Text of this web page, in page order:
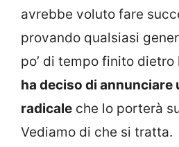
avrebbe voluto fare
provando qualsiasi
po’ di tempo finito dietro
ha deciso di annunciare
radicale che lo porterà
Vediamo di che si tratta.